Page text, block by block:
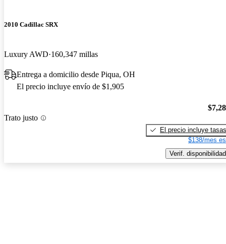
2010 Cadillac SRX
Luxury AWD 160,347 millas
Entrega a domicilio desde Piqua, OH
El precio incluye envío de $1,905
Trato justo
El precio incluye tasas
$138/mes
Verif. disponibilidad